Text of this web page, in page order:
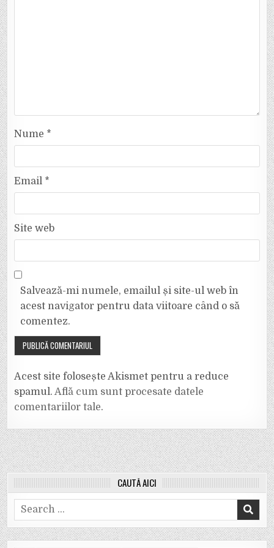
Nume *
Email *
Site web
Salvează-mi numele, emailul și site-ul web în
acest navigator pentru data viitoare când o să
comentez.
Acest site folosește Akismet pentru a reduce
spamul. Află cum sunt procesate datele
comentariilor tale.
CAUTĂ AICI
Search
for: